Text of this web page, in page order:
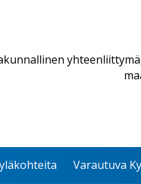
Varautuva